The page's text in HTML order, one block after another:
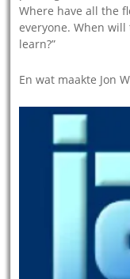
Where have all the
everyone. When
learn?”
En wat maakte Jon